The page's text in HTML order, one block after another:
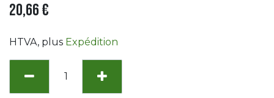
20,66€
HTVA, plus Expédition